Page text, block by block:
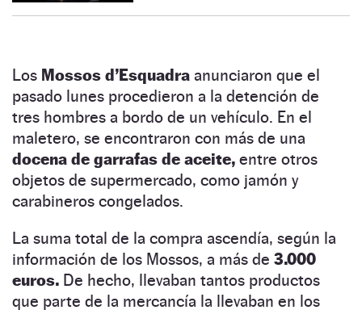
Los Mossos d’Esquadra anunciaron que el
pasado lunes procedieron a la detención de
tres hombres a bordo de un vehículo. En el
maletero, se encontraron con más de una
docena de garrafas de aceite, entre otros
objetos de supermercado, como jamón y
carabineros congelados.
La suma total de la compra ascendía, según la
información de los Mossos, a más de 3.000
euros. De hecho, llevaban tantos productos
que parte de la mercancía la llevaban en los